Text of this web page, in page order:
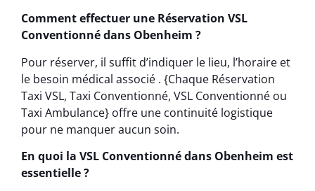
Comment effectuer une Réservation VSL
Conventionné dans Obenheim ?
Pour réserver, il suffit d’indiquer le lieu, l’horaire et
le besoin médical associé . {Chaque Réservation
Taxi VSL, Taxi Conventionné, VSL Conventionné ou
Taxi Ambulance} offre une continuité logistique
pour ne manquer aucun soin.
En quoi la VSL Conventionné dans Obenheim est
essentielle ?